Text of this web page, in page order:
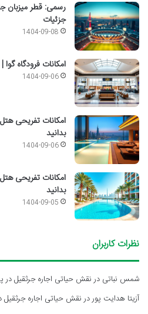
جزئیات
1404-09-08
امکانات فرودگاه
1404-09-06
امکانات تفریحی
بدانید
1404-09-06
امکانات تفریحی
بدانید
1404-09-05
نظرات کاربران
شمس نباتی درنقش حیاتی اجاره جرثقیل در
آزیتا هدایت پوردرنقش حیاتی اجاره جرثقیل